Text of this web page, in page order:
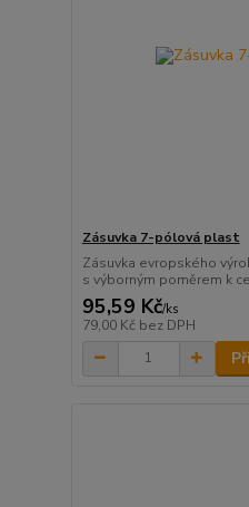
Zásuvka 7-pólová plast
Zásuvka evropského
s výborným poměrem k
95,59 Kč/ks
79,00 Kč bez DPH